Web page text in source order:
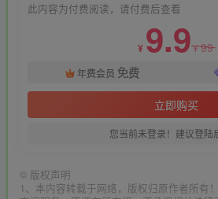
此内容为付费阅读，请付费后查看
¥ 9.9¥99
年费会员 免费
立即购买
您当前未登录！建议登陆
© 版权声明
1、本内容转载于网络，版权归原作者所有